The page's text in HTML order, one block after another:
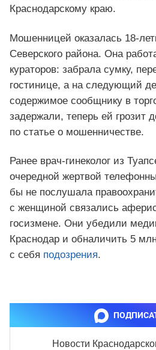
Краснодарскому краю.
Мошенницей оказалась 18-
Северского района. Она
кураторов: забрала сумку,
гостинице, а на следующий
содержимое сообщнику в
задержали, теперь ей грозит
по статье о мошенничестве.
Ранее врач-гинеколог из
очередной жертвой
бы не послушала
с женщиной связались
госизмене. Они убедили
Краснодар и обналичить 5
с себя подозрения.
Новости